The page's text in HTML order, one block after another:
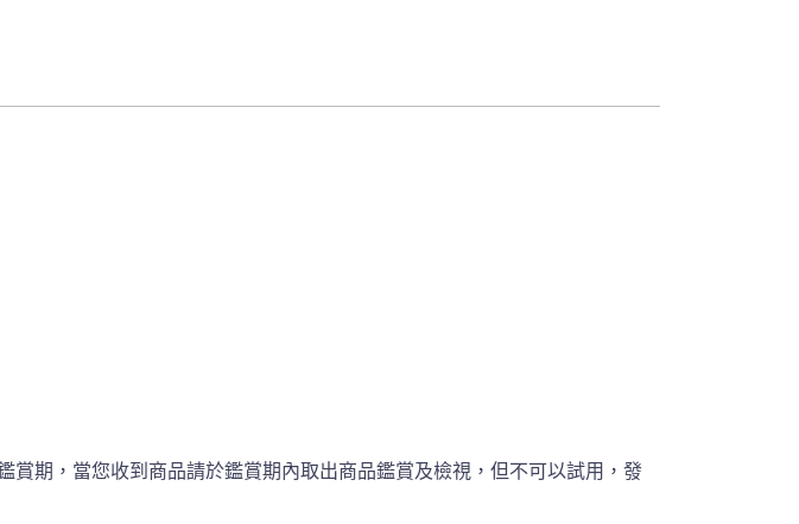
期，當您收到商品請於鑑賞期內取出商品鑑賞及檢視，但不可以試用，發